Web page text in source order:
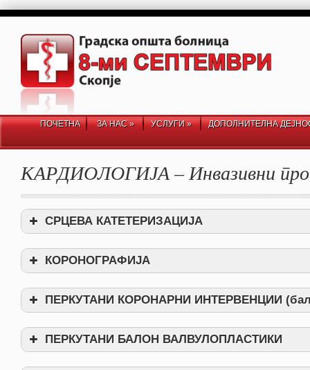
ПОЧЕТНА ЗА НАС» УСЛУГИ» ДОПОЛНИТЕЛНА
КАРДИОЛОГИЈА – Инвазивни
СРЦЕВА КАТЕТЕРИЗАЦИЈА
Проверка на пумпната моќ на срцето (лева и десна
Земање на примероци од ткиво од срцето (биопсија)
КОРОНОГРАФИЈА
ПЕРКУТАНИ КОРОНАРНИ ИНТЕРВЕНЦИИ
ПЕРКУТАНИ БАЛОН ВАЛВУЛОПЛАСТИКИ